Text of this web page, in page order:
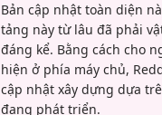
Bản cập nhật toàn diện
tảng này từ lâu đã phải
đáng kể. Bằng cách cho
hiện ở phía máy chủ,
cập nhật xây dựng dựa
đang phát triển.